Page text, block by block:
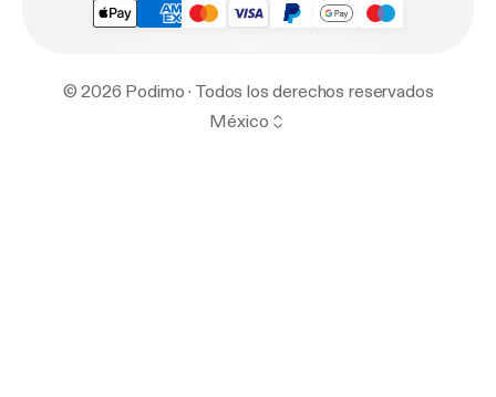
© 2026 Podimo · Todos los derechos reservados
México